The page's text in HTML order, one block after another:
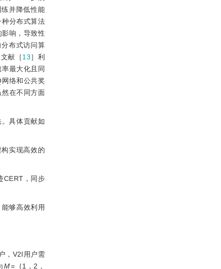
并降低性能
种分布式算法
响，导致性
布式访问算
献［13］利
最大化且同
络和公共奖
然在不同方面
具体贡献如
实现高效的
CERT，同步
够高效利用
，V2I用户需
M=｛1，2，